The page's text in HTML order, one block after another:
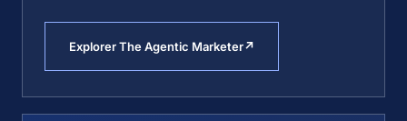
Explorer The Agentic Marketer↗